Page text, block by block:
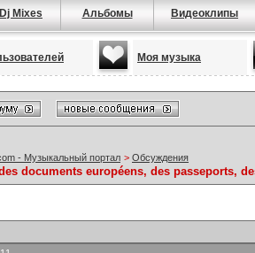
Dj Mixes Альбомы Видеоклипы
Моя музыка
- Музыкальный портал > Обсуждения
documents européens, des passeports,